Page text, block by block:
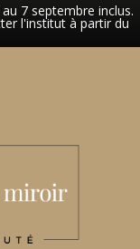
7 septembre inclus.
l'institut à partir du